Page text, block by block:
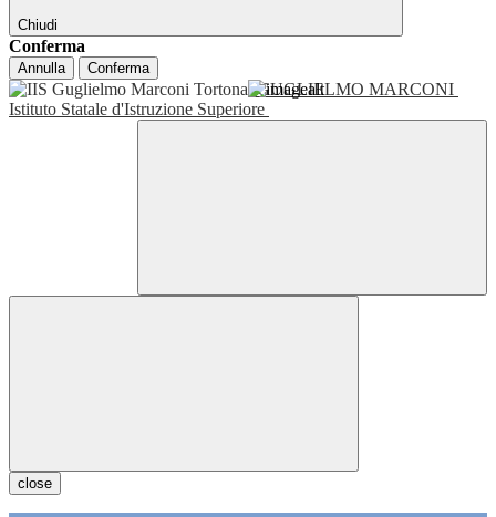
Chiudi
Conferma
Annulla Conferma
GUGLIELMO MARCONI
Istituto Statale d'Istruzione Superiore
close